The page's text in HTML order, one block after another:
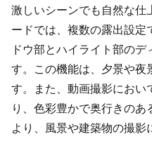
激しいシーンでも自然な仕
ードでは、複数の露出設定
ドウ部とハイライト部のデ
す。この機能は、夕景や夜
す。また、動画撮影におい
り、色彩豊かで奥行きのあ
より、風景や建築物の撮影